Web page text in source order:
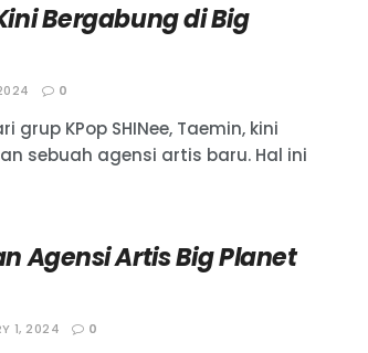
Bergabung di Big
0
KPop SHINee, Taemin, kini
sebuah agensi artis baru. Hal ini
Agensi Artis Big Planet
1, 2024 0